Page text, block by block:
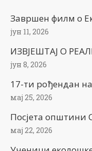
Завршен филм о
јун 11, 2026
ИЗВЈЕШТАЈ О
јун 8, 2026
17-ти рођендан
мај 25, 2026
Посјета општини
мај 22, 2026